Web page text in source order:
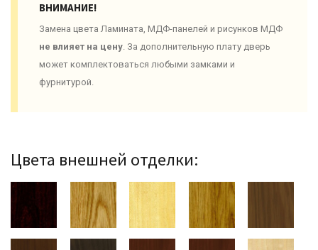
ВНИМАНИЕ!
Замена цвета Ламината, МДФ-панелей и рисунков МДФ
не влияет на цену. За дополнительную плату дверь
может комплектоваться любыми замками и
фурнитурой.
Цвета внешней отделки: